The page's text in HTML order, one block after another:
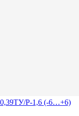
Р-1,6 (-6…+6)